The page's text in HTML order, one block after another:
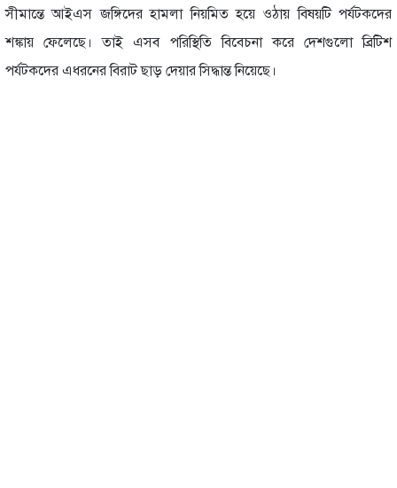
সীমান্তে আইএস জঙ্গিদের হামলা নিয়মিত হয়ে ওঠায় বিষয়টি পর্যটকদের
শঙ্কায় ফেলেছে। তাই এসব পরিস্থিতি বিবেচনা করে দেশগুলো ব্রিটিশ
পর্যটকদের এধরনের বিরাট ছাড় দেয়ার সিদ্ধান্ত নিয়েছে।